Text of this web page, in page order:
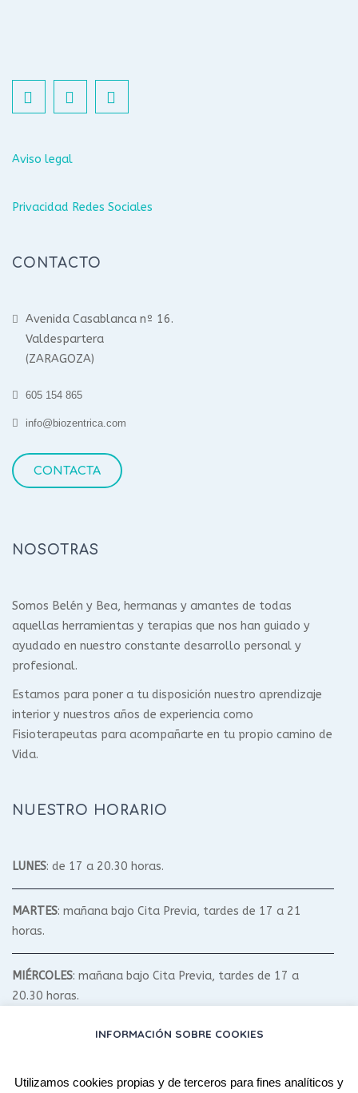
Aviso legal
Privacidad Redes Sociales
CONTACTO
Avenida Casablanca nº 16.
Valdespartera
(ZARAGOZA)
605 154 865
info@biozentrica.com
CONTACTA
NOSOTRAS
Somos Belén y Bea, hermanas y amantes de todas
aquellas herramientas y terapias que nos han guiado y
ayudado en nuestro constante desarrollo personal y
profesional.
Estamos para poner a tu disposición nuestro aprendizaje
interior y nuestros años de experiencia como
Fisioterapeutas para acompañarte en tu propio camino de
Vida.
NUESTRO HORARIO
LUNES: de 17 a 20.30 horas.
MARTES: mañana bajo Cita Previa, tardes de 17 a 21
horas.
MIÉRCOLES: mañana bajo Cita Previa, tardes de 17 a
20.30 horas.
: mañana bajo Cita Previa, tardes de 17 a 20.30
INFORMACIÓN SOBRE COOKIES
Utilizamos cookies propias y de terceros para fines analíticos y